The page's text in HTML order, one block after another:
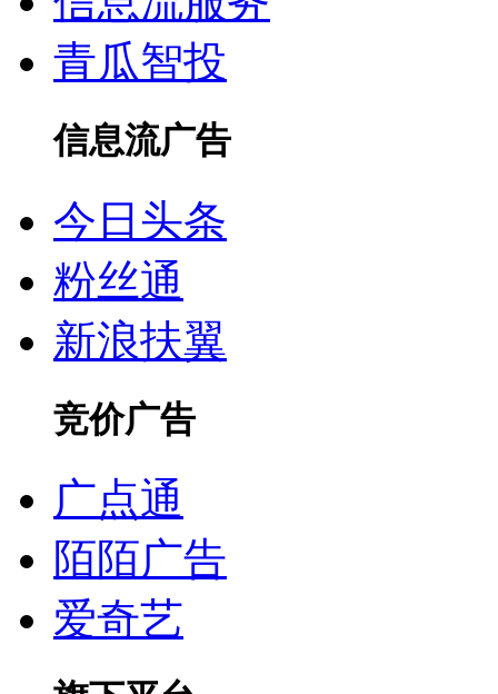
青瓜智投
信息流广告
今日头条
粉丝通
新浪扶翼
竞价广告
广点通
陌陌广告
爱奇艺